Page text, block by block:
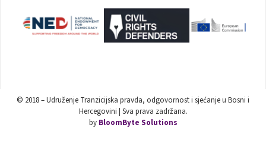
© 2018 – Udruženje Tranzicijska pravda, odgovornost i sjećanje u Bosni i
Hercegovini | Sva prava zadržana.
by BloomByte Solutions